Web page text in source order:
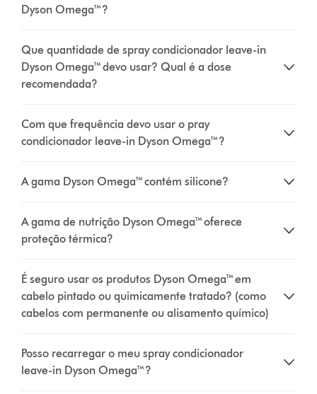
Dyson Omega™?
Que quantidade de spray condicionador leave-in
Dyson Omega™ devo usar? Qual é a dose
recomendada?
Com que frequência devo usar o pray
condicionador leave-in Dyson Omega™?
A gama Dyson Omega™ contém silicone?
A gama de nutrição Dyson Omega™ oferece
proteção térmica?
É seguro usar os produtos Dyson Omega™ em
cabelo pintado ou quimicamente tratado? (como
cabelos com permanente ou alisamento químico)
Posso recarregar o meu spray condicionador
leave-in Dyson Omega™?